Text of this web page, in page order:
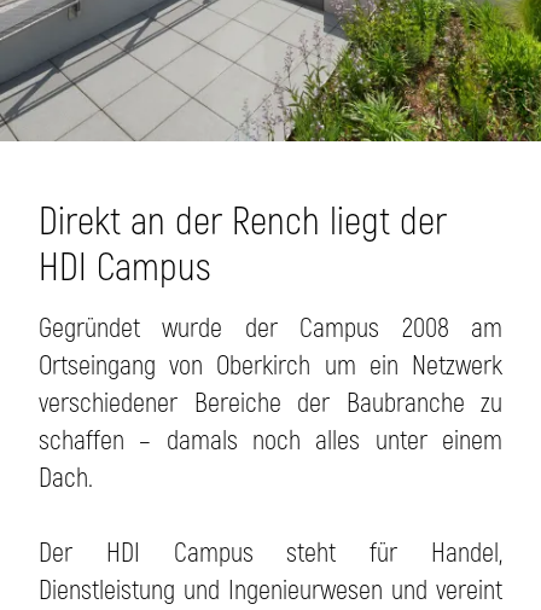
Direkt an der Rench liegt der
HDI Campus
Gegründet wurde der Campus 2008 am
Ortseingang von Oberkirch um ein Netzwerk
verschiedener Bereiche der Baubranche zu
schaffen – damals noch alles unter einem
Dach.
Der HDI Campus steht für Handel,
Dienstleistung und Ingenieurwesen und vereint